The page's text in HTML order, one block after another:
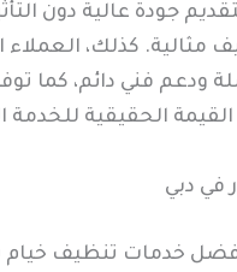
جودة عالية دون
مثالية. كذلك،
ودعم فني دائم، كما
الحقيقية للخدمة
في دبي
خدمات تنظيف خيام